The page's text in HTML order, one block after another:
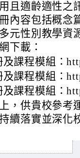
且適齡適性之
內容包括概念
元性別教學資
下載：
及課程模組：
課程模組：
課程模組：
，供貴校參考
續落實並深化